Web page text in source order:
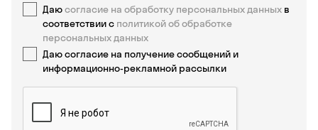
Даюсогласие на обработку персональных данных в
соответствии с политикой об обработке
персональных данных
Даю согласие на получение сообщений и
информационно-рекламной рассылки